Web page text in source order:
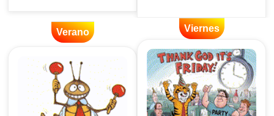
Verano Viernes